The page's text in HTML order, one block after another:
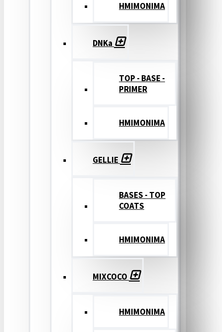
ΗΜΙΜΟΝΙΜΑ
DNKa
TOP - BASE -
PRIMER
ΗΜΙΜΟΝΙΜΑ
GELLIE
BASES - TOP
COATS
ΗΜΙΜΟΝΙΜΑ
MIXCOCO
HMIMONIMA